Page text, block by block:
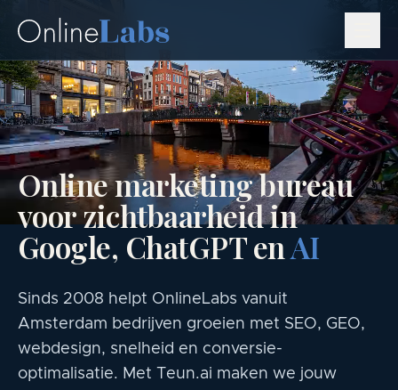
Online marketing bureau
voor zichtbaarheid in
Google, ChatGPT enAI
Sinds 2008 helpt OnlineLabs vanuit
Amsterdam bedrijven groeien met SEO, GEO,
webdesign, snelheid en conversie-
optimalisatie. Met Teun.ai maken we jouw